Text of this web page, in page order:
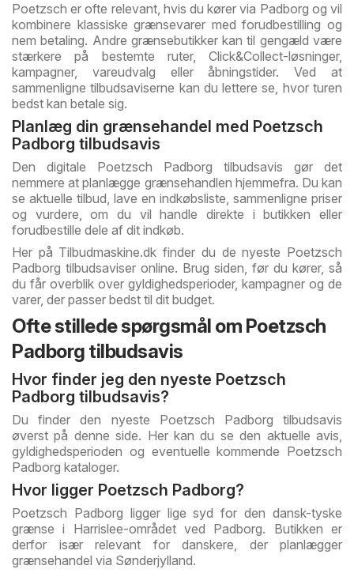
Poetzsch er ofte relevant, hvis du kører via Padborg og vil
kombinere klassiske grænsevarer med forudbestilling og
nem betaling. Andre grænsebutikker kan til gengæld være
stærkere på bestemte ruter, Click&Collect-løsninger,
kampagner, vareudvalg eller åbningstider. Ved at
sammenligne tilbudsaviserne kan du lettere se, hvor turen
bedst kan betale sig.
Planlæg din grænsehandel med Poetzsch
Padborg tilbudsavis
Den digitale Poetzsch Padborg tilbudsavis gør det
nemmere at planlægge grænsehandlen hjemmefra. Du kan
se aktuelle tilbud, lave en indkøbsliste, sammenligne priser
og vurdere, om du vil handle direkte i butikken eller
forudbestille dele af dit indkøb.
Her på Tilbudmaskine.dk finder du de nyeste Poetzsch
Padborg tilbudsaviser online. Brug siden, før du kører, så
du får overblik over gyldighedsperioder, kampagner og de
varer, der passer bedst til dit budget.
Ofte stillede spørgsmål om Poetzsch
Padborg tilbudsavis
Hvor finder jeg den nyeste Poetzsch
Padborg tilbudsavis?
Du finder den nyeste Poetzsch Padborg tilbudsavis
øverst på denne side. Her kan du se den aktuelle avis,
gyldighedsperioden og eventuelle kommende Poetzsch
Padborg kataloger.
Hvor ligger Poetzsch Padborg?
Poetzsch Padborg ligger lige syd for den dansk-tyske
grænse i Harrislee-området ved Padborg. Butikken er
derfor især relevant for danskere, der planlægger
grænsehandel via Sønderjylland.